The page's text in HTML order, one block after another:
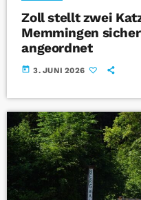
Zoll stellt zwei
Memmingen
angeordnet
today 3. JUNI 2026